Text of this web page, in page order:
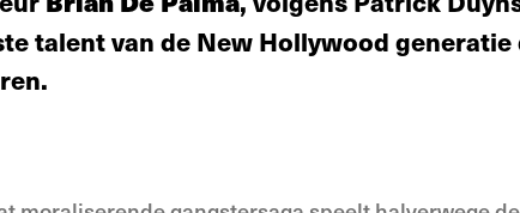
talent van de New Hollywood